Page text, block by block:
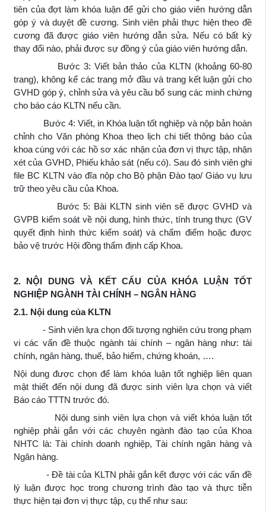
tiên của đợt làm khóa luận để gửi cho giáo viên hướng dẫn
góp ý và duyệt đề cương. Sinh viên phải thực hiện theo đề
cương đã được giáo viên hướng dẫn sửa. Nếu có bất kỳ
thay đổi nào, phải được sự đồng ý của giáo viên hướng dẫn.
Bước 3: Viết bản thảo của KLTN (khoảng 60-80
trang), không kể các trang mở đầu và trang kết luận gửi cho
GVHD góp ý, chỉnh sửa và yêu cầu bổ sung các minh chứng
cho báo cáo KLTN nếu cần.
Bước 4: Viết, in Khóa luận tốt nghiệp và nộp bản hoàn
chỉnh cho Văn phòng Khoa theo lịch chi tiết thông báo của
khoa cùng với các hồ sơ xác nhận của đơn vị thực tập, nhận
xét của GVHD, Phiếu khảo sát (nếu có). Sau đó sinh viên ghi
file BC KLTN vào đĩa nộp cho Bộ phận Đào tạo/ Giáo vụ lưu
trữ theo yêu cầu của Khoa.
Bước 5: Bài KLTN sinh viên sẽ được GVHD và
GVPB kiểm soát về nội dung, hình thức, tính trung thực (GV
quyết định hình thức kiểm soát) và chấm điểm hoặc được
bảo vệ trước Hội đồng thẩm định cấp Khoa.
2. NỘI DUNG VÀ KẾT CẤU CỦA KHÓA LUẬN TỐT
NGHIỆP NGÀNH TÀI CHÍNH – NGÂN HÀNG
2.1. Nội dung của KLTN
- Sinh viên lựa chọn đối tượng nghiên cứu trong phạm
vi các vấn đề thuộc ngành tài chính – ngân hàng như: tài
chính, ngân hàng, thuế, bảo hiểm, chứng khoán, ….
Nội dung được chọn để làm khóa luận tốt nghiệp liên quan
mật thiết đến nội dung đã được sinh viên lựa chọn và viết
Báo cáo TTTN trước đó.
Nội dung sinh viên lựa chọn và viết khóa luận tốt
nghiệp phải gắn với các chuyên ngành đào tạo của Khoa
NHTC là: Tài chính doanh nghiệp, Tài chính ngân hàng và
Ngân hàng.
- Đề tài của KLTN phải gắn kết được với các vấn đề
lý luận được học trong chương trình đào tạo và thực tiễn
thực hiện tại đơn vị thực tập, cụ thể như sau: